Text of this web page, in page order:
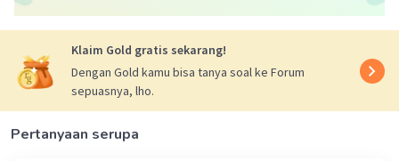
Klaim Gold gratis sekarang!
Dengan Gold kamu bisa tanya soal ke Forum
sepuasnya, lho.
Pertanyaan serupa